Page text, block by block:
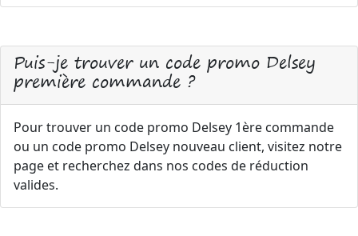
Puis-je trouver un code promo Delsey
première commande ?
Pour trouver un code promo Delsey 1ère commande
ou un code promo Delsey nouveau client, visitez notre
page et recherchez dans nos codes de réduction
valides.